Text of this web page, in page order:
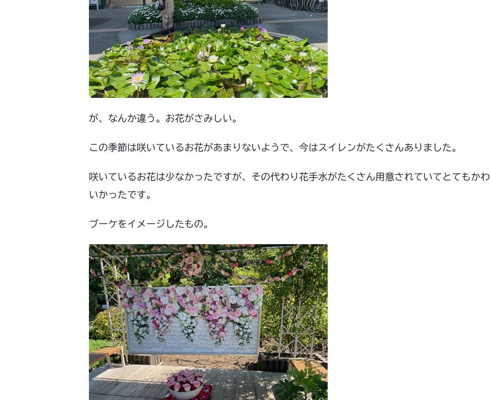
が、なんか違う。お花がさみしい。
この季節は咲いているお花があまりないようで、今はスイレンがたくさんありました。
咲いているお花は少なかったですが、その代わり花手水がたくさん用意されていてとてもかわ
いかったです。
ブーケをイメージしたもの。